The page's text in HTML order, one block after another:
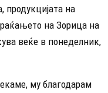
продукцијата на
на Зорица на
веќе в понеделник,
му благодарам